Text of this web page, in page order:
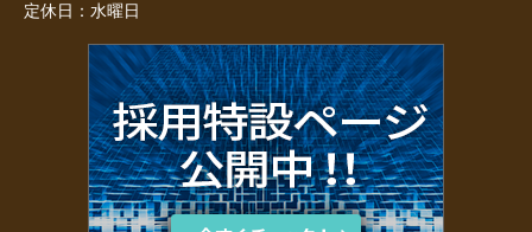
定休日： 水曜日